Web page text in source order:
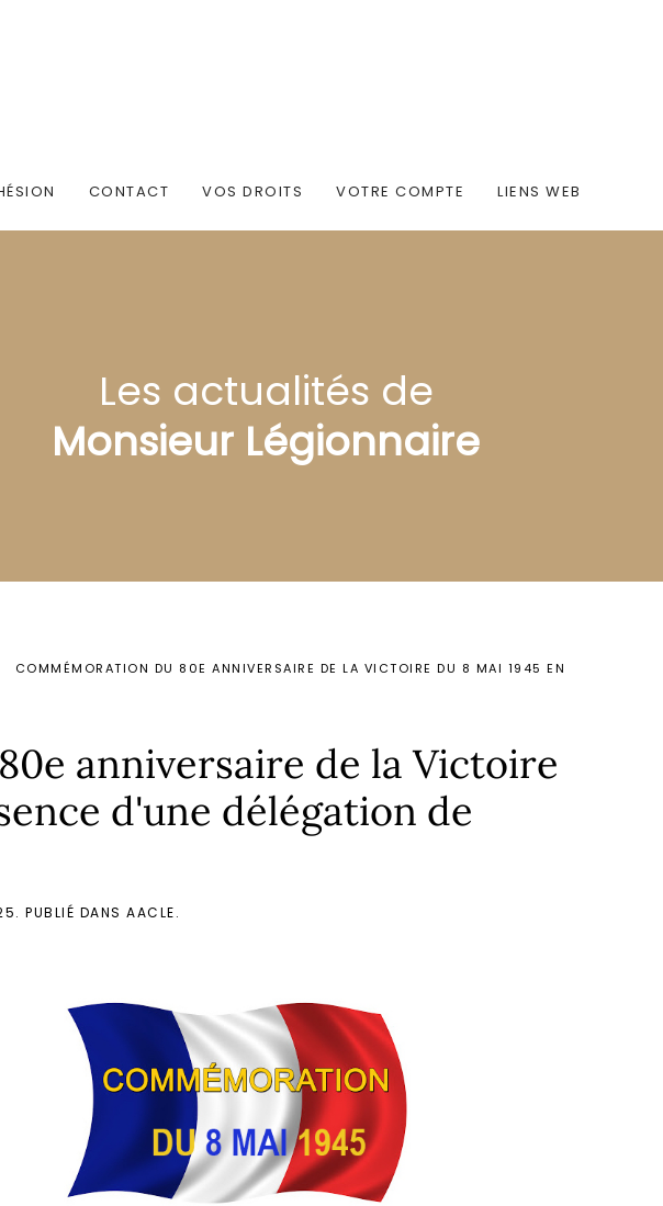
CONTACT VOS DROITS VOTRE COMPTE LIENS WEB
Les actualités de
Monsieur Légionnaire
COMMÉMORATION DU 80E ANNIVERSAIRE DE LA VICTOIRE DU 8 MAI 1945 EN
anniversaire de la Victoire
d'une délégation de
. PUBLIÉ DANS AACLE.